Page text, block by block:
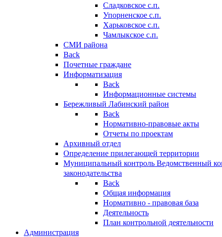
Сладковское с.п.
Упорненское с.п.
Харьковское с.п.
Чамлыкское с.п.
СМИ района
Back
Почетные граждане
Информатизация
Back
Информационные системы
Бережливый Лабинский район
Back
Нормативно-правовые акты
Отчеты по проектам
Архивный отдел
Определение прилегающей территории
Муниципальный контроль Ведомственный
законодательства
Back
Общая информация
Нормативно - правовая база
Деятельность
План контрольной деятельности
Администрация